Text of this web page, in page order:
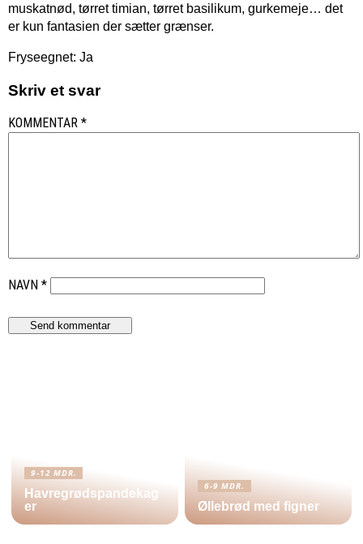
muskatnød, tørret timian, tørret basilikum, gurkemeje… det
er kun fantasien der sætter grænser.
Fryseegnet: Ja
Skriv et svar
KOMMENTAR *
NAVN *
9-12 MDR.
Havregrødspandekag
er
6-9 MDR.
Øllebrød med figner